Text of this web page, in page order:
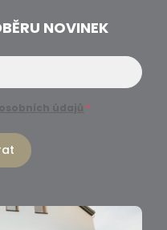
NOVINEK
osobních údajů *